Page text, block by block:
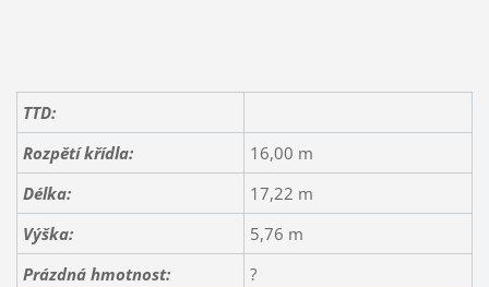
TTD:
Rozpětí křídla:
16,00 m
Délka:
17,22 m
Výška:
5,76 m
Prázdná hmotnost:
?